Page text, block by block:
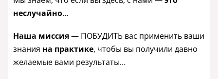
неслучайно…
Наша миссия— ПОБУДИТЬ вас применить ваши
знания на практике, чтобы вы получили давно
желаемые вами результаты…